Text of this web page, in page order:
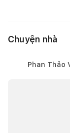
Chuyện nhà
Phan Thảo